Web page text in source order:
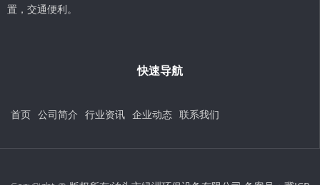
置，交通便利。
快速导航
首页 公司简介 行业资讯 企业动态 联系我们